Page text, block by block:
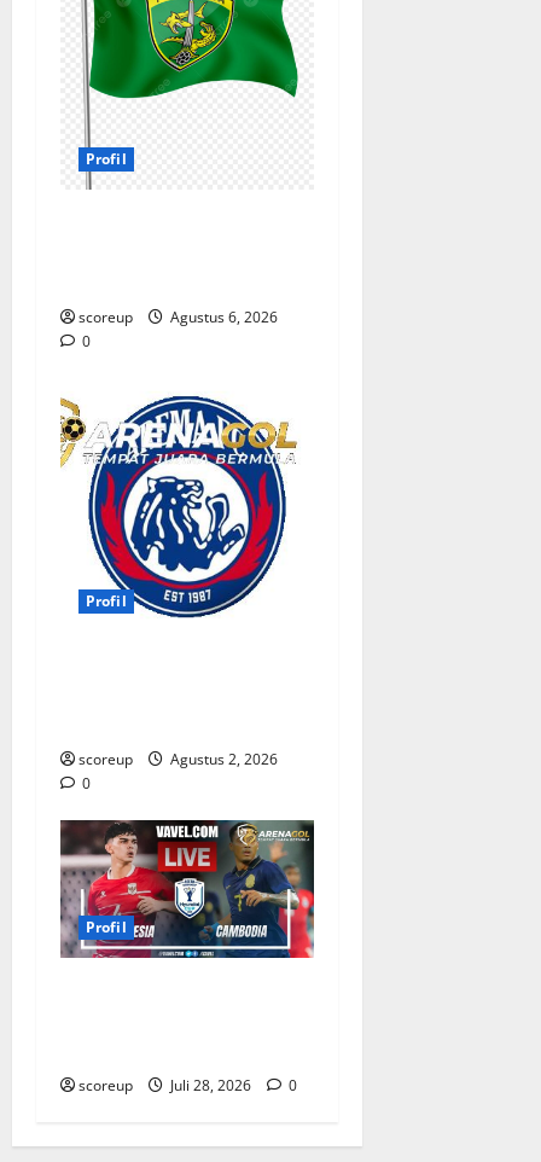
Profil
scoreup
Agustus 6, 2026
0
Profil
scoreup
Agustus 2, 2026
0
Profil
scoreup Juli 28, 2026 0